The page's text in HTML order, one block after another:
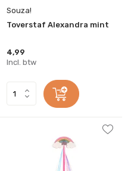
Souza!
Toverstaf Alexandra mint
4,99
Incl. btw